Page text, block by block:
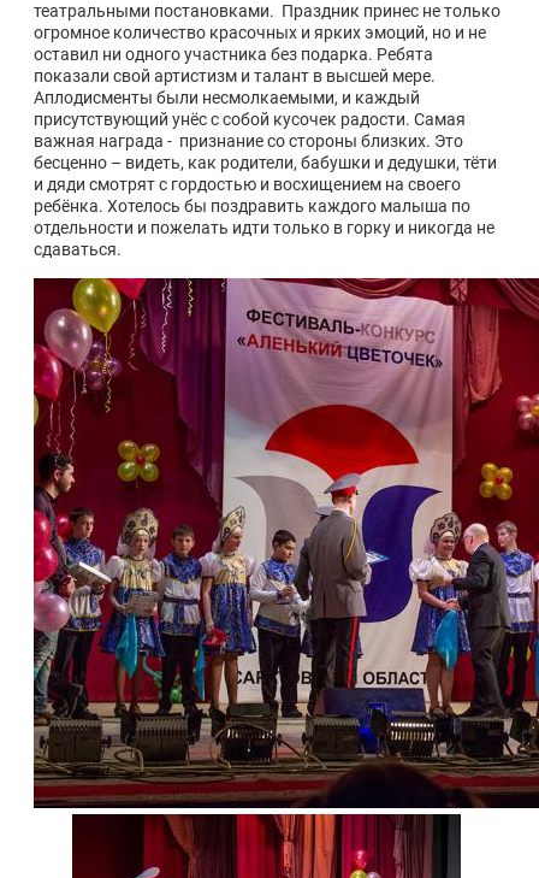
театральными постановками. Праздник принес не только
огромное количество красочных и ярких эмоций, но и не
оставил ни одного участника без подарка. Ребята
показали свой артистизм и талант в высшей мере.
Аплодисменты были несмолкаемыми, и каждый
присутствующий унёс с собой кусочек радости. Самая
важная награда - признание со стороны близких. Это
бесценно – видеть, как родители, бабушки и дедушки, тёти
и дяди смотрят с гордостью и восхищением на своего
ребёнка. Хотелось бы поздравить каждого малыша по
отдельности и пожелать идти только в горку и никогда не
сдаваться.